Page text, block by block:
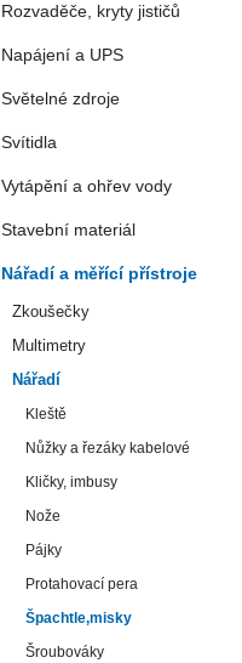
Rozvaděče, kryty jističů
Napájení a UPS
Světelné zdroje
Svítidla
Vytápění a ohřev vody
Stavební materiál
Nářadí a měřící přístroje
Zkoušečky
Multimetry
Nářadí
Kleště
Nůžky a řezáky kabelové
Kličky, imbusy
Nože
Pájky
Protahovací pera
Špachtle,misky
Šroubováky